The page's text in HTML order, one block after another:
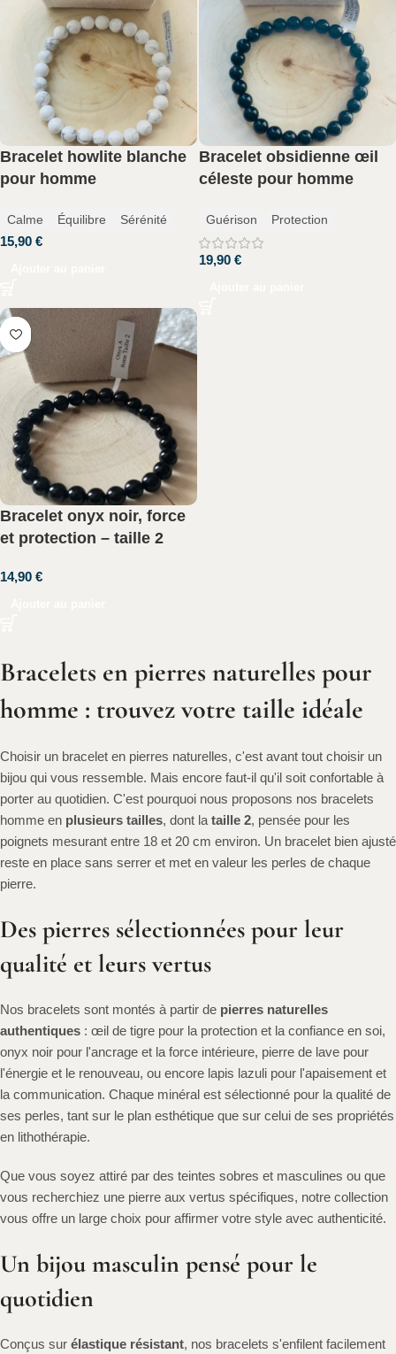
Bracelet howlite blanche
pour homme
Calme Équilibre Sérénité
15,90 €
Bracelet obsidienne œil
céleste pour homme
Guérison Protection
19,90 €
Bracelet onyx noir, force
et protection – taille 2
14,90 €
Bracelets en pierres naturelles pour
homme : trouvez votre taille idéale
Choisir un bracelet en pierres naturelles, c'est avant tout choisir un
bijou qui vous ressemble. Mais encore faut-il qu'il soit confortable à
porter au quotidien. C'est pourquoi nous proposons nos bracelets
homme en plusieurs tailles, dont la taille 2, pensée pour les
poignets mesurant entre 18 et 20 cm environ. Un bracelet bien ajusté
reste en place sans serrer et met en valeur les perles de chaque
pierre.
Des pierres sélectionnées pour leur
qualité et leurs vertus
Nos bracelets sont montés à partir de pierres naturelles
authentiques : œil de tigre pour la protection et la confiance en soi,
onyx noir pour l'ancrage et la force intérieure, pierre de lave pour
l'énergie et le renouveau, ou encore lapis lazuli pour l'apaisement et
la communication. Chaque minéral est sélectionné pour la qualité de
ses perles, tant sur le plan esthétique que sur celui de ses propriétés
en lithothérapie.
Que vous soyez attiré par des teintes sobres et masculines ou que
vous recherchiez une pierre aux vertus spécifiques, notre collection
vous offre un large choix pour affirmer votre style avec authenticité.
Un bijou masculin pensé pour le
quotidien
Conçus sur élastique résistant, nos bracelets s'enfilent facilement